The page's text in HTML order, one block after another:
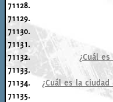
71128.
71129.
71130.
71131.
71132.
¿Cuál
71133.
71134.
¿Cuál es la
71135.